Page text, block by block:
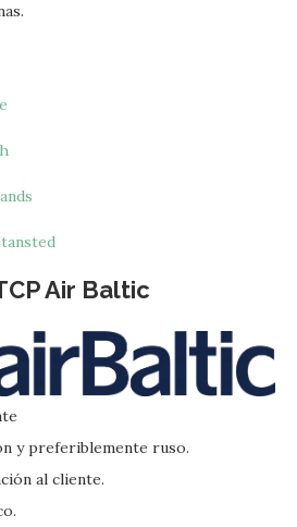
Air Baltic
y preferiblemente ruso.
al cliente.